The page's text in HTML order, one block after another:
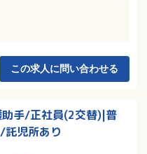
利な立地！
子育て世代も安心して勤
この求人に問い合わせる
助手/正社員(2交替)|普
託児所あり